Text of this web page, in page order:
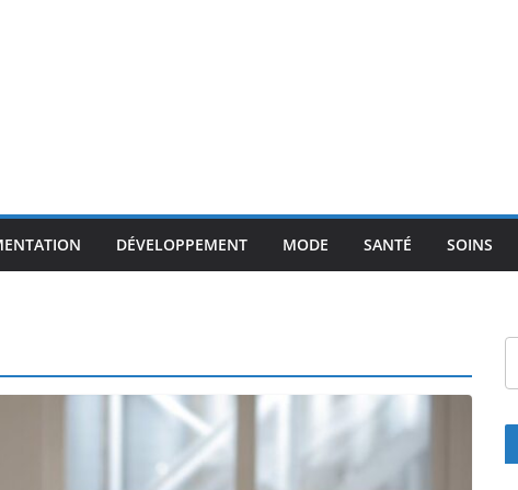
DÉVELOPPEMENT MODE SANTÉ SOINS